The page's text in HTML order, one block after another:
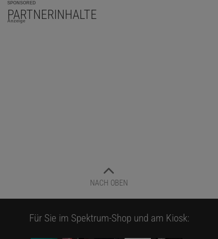
SPONSORED
PARTNERINHALTE
Anzeige
NACH OBEN
Für Sie im Spektrum-Shop und am Kiosk: